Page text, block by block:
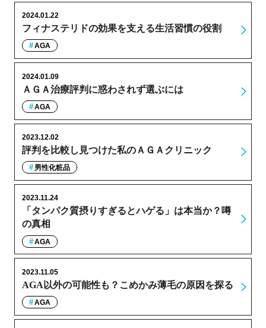
フィナステリドの効果を支える生活習慣の役割
2024.01.22
AGA
ＡＧＡ治療評判に惑わされず選ぶには
2024.01.09
AGA
評判を比較し見つけた私のＡＧＡクリニック
2023.12.02
男性化粧品
「タンパク質摂りすぎるとハゲる」は本当か？噂
の真相
2023.11.24
AGA
AGA以外の可能性も？こめかみ薄毛の原因を探る
2023.11.05
AGA